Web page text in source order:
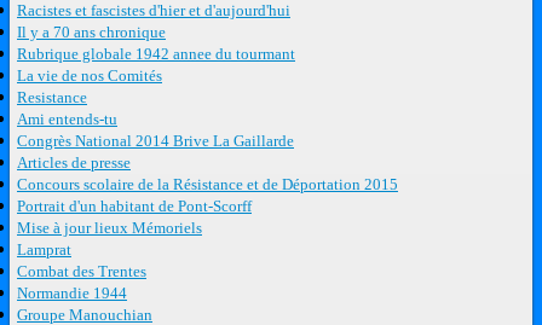
Racistes et fascistes d'hier et d'aujourd'hui
Il y a 70 ans chronique
Rubrique globale 1942 annee du tourmant
La vie de nos Comités
Resistance
Ami entends-tu
Congrès National 2014 Brive La Gaillarde
Articles de presse
Concours scolaire de la Résistance et de Déportation 2015
Portrait d'un habitant de Pont-Scorff
Mise à jour lieux Mémoriels
Lamprat
Combat des Trentes
Normandie 1944
Groupe Manouchian